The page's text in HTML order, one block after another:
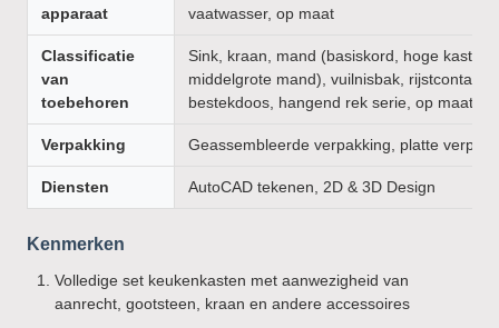
apparaat
vaatwasser, op maat
Classificatie
van
toebehoren
Sink, kraan, mand (basiskord, hoge kast
middelgrote mand), vuilnisbak,
bestekdoos, hangend rek serie, op maat
Verpakking Geassembleerde verpakking, platte
Diensten AutoCAD tekenen, 2D & 3D Design
Kenmerken
Volledige set keukenkasten met aanwezigheid van
aanrecht, gootsteen, kraan en andere accessoires